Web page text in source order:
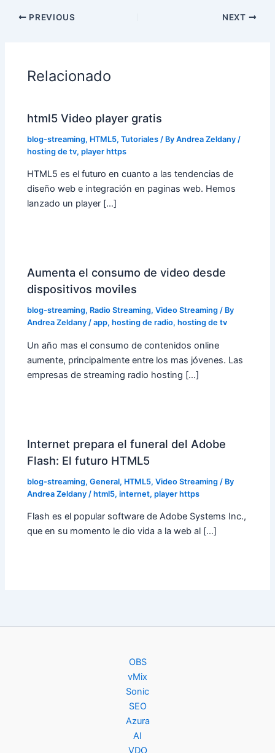
PREVIOUS NEXT
Relacionado
html5 Video player gratis
blog-streaming, HTML5,Tutoriales / ByAndrea Zeldany /
hosting de tv,player https
HTML5 es el futuro en cuanto a las tendencias de
diseño web e integración en paginas web. Hemos
lanzado un player […]
Aumenta el consumo de video desde
dispositivos moviles
blog-streaming, Radio Streaming,Video Streaming / By
Andrea Zeldany/app,hosting de radio,hosting de tv
Un año mas el consumo de contenidos online
aumente, principalmente entre los mas jóvenes. Las
empresas de streaming radio hosting […]
Internet prepara el funeral del Adobe
Flash: El futuro HTML5
blog-streaming,General, HTML5,Video Streaming / By
Andrea Zeldany /html5,internet,player https
Flash es el popular software de Adobe Systems Inc.,
que en su momento le dio vida a la web al […]
OBS
vMix
Sonic
SEO
Azura
AI
VDO